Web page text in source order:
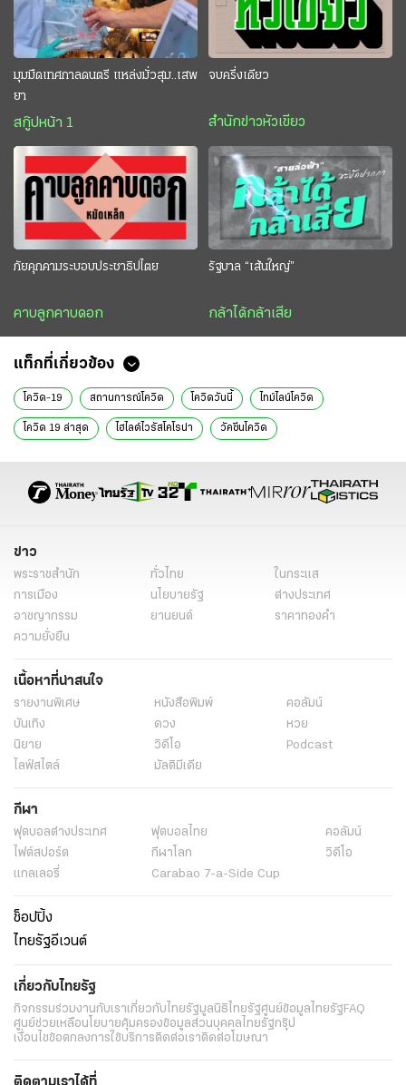
มุมมืดเทศกาลดนตรี แหล่งมั่วสุม..เสพ
ยา
สกู๊ปหน้า 1
จบครึ่งเดียว
สำนักข่าวหัวเขียว
ภัยคุกคามระบอบประชาธิปไตย
คาบลูกคาบดอก
รัฐบาล “เส้นใหญ่”
กล้าได้กล้าเสีย
แท็กที่เกี่ยวข้อง
โควิด-19 สถานการณ์โควิด โควิดวันนี้ ไทม์ไลน์โควิด
โควิด 19 ล่าสุด ไฮไลต์ไวรัสโคโรน่า วัคซีนโควิด
สกู๊ปหน้า 1 หนังสือพิมพ์ไทยรัฐ ข่าวหนังสือพิมพ์ ข่าววันนี้
ข่าว
พระราชสำนัก ทั่วไทย
ในกระแส
การเมือง
นโยบายรัฐ
ต่างประเทศ
อาชญากรรม
ยานยนต์
ราคาทองคำ
ความยั่งยืน
เนื้อหาที่น่าสนใจ
รายงานพิเศษ หนังสือพิมพ์
คอลัมน์
บันเทิง
ดวง
หวย
นิยาย
วิดีโอ
Podcast
ไลฟ์สไตล์
มัลติมีเดีย
กีฬา
ฟุตบอลต่่างประเทศ ฟุตบอลไทย
คอลัมน์
ไฟต์สปอร์ต
กีฬาโลก
วิดีโอ
แกลเลอรี่
Carabao 7-a-Side Cup
ช็อปปิ้ง
ไทยรัฐอีเวนต์
เกี่ยวกับไทยรัฐ
กิจกรรมร่วมงานกับเราเกี่ยวกับไทยรัฐมูลนิธิไทยรัฐศูนย์ข้อมูลไทยรัฐFAQ
ศูนย์ช่วยเหลือนโยบายคุ้มครองข้อมูลส่วนบุคคลไทยรัฐกรุ๊ป
เงื่อนไขข้อตกลงการใช้บริการติดต่อเราติดต่อโฆษณา